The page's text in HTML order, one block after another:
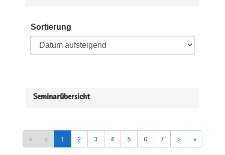
Sortierung
Seminarübersicht
« < 1 2 3 4 5 6 7 > »